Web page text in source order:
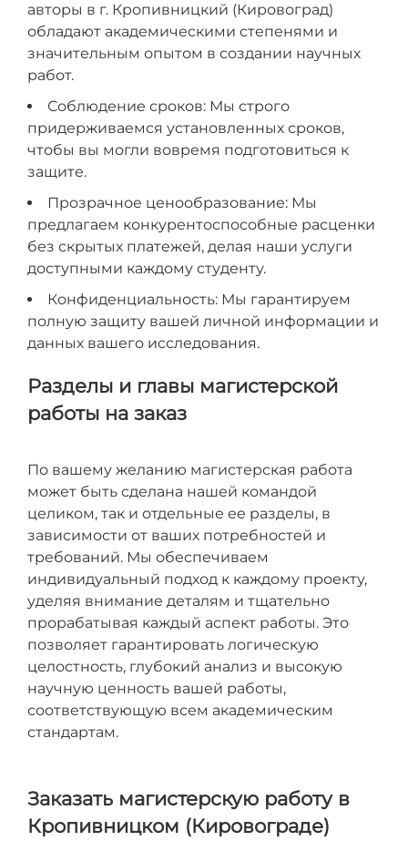
авторы в г. Кропивницкий (Кировоград)
обладают академическими степенями и
значительным опытом в создании научных
работ.
Соблюдение сроков: Мы строго
придерживаемся установленных сроков,
чтобы вы могли вовремя подготовиться к
защите.
Прозрачное ценообразование: Мы
предлагаем конкурентоспособные расценки
без скрытых платежей, делая наши услуги
доступными каждому студенту.
Конфиденциальность: Мы гарантируем
полную защиту вашей личной информации и
данных вашего исследования.
Разделы и главы магистерской
работы на заказ
По вашему желанию магистерская работа
может быть сделана нашей командой
целиком, так и отдельные ее разделы, в
зависимости от ваших потребностей и
требований. Мы обеспечиваем
индивидуальный подход к каждому проекту,
уделяя внимание деталям и тщательно
прорабатывая каждый аспект работы. Это
позволяет гарантировать логическую
целостность, глубокий анализ и высокую
научную ценность вашей работы,
соответствующую всем академическим
стандартам.
Заказать магистерскую работу в
Кропивницком (Кировограде)